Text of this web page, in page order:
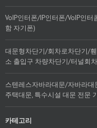
VoIP인터폰/IP인터폰/VoIP인
함 자기폰)
대문형차단기/회차로차단기/
소 출입구 차량차단기/터널회
스텐레스자바라대문/자바라
주택대문, 특수시설 대문 전문
카테고리